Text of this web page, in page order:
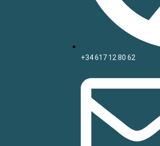
+34 617 12 80 62